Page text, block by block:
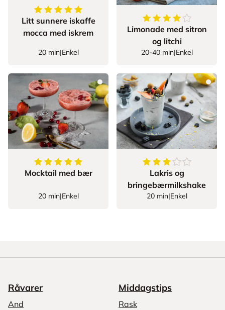
5av5stjerner
Litt sunnere iskaffe
mocca med iskrem
20 min|Enkel
4.285714285714286
Limonade med sitron
og litchi
20-40 min|Enkel
5av5stjerner
Mocktail med bær
20 min|Enkel
Lakris og
bringebærmilkshake
20 min|Enkel
Råvarer
And
Middagstips
Rask